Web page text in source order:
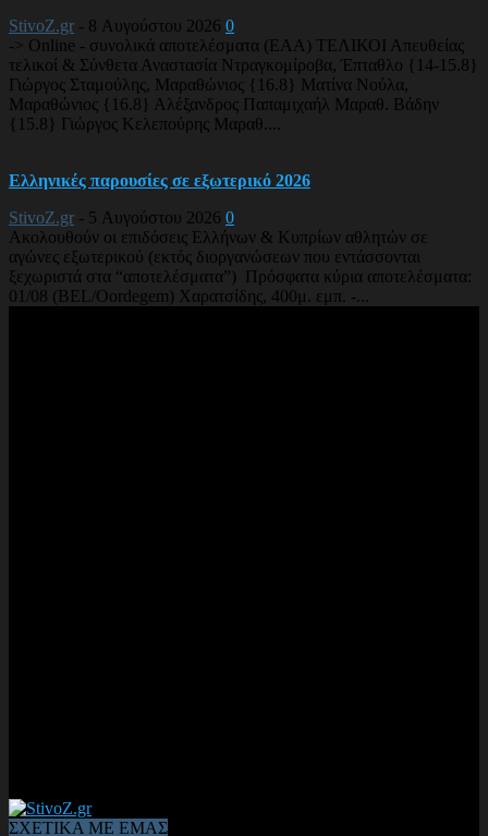
StivoZ.gr - 8 Αυγούστου 2026 0
-> Online - συνολικά αποτελέσματα (EAA) ΤΕΛΙΚΟΙ Απευθείας
τελικοί & Σύνθετα Αναστασία Ντραγκομίροβα, Έπταθλο {14-15.8}
Γιώργος Σταμούλης, Μαραθώνιος {16.8} Ματίνα Νούλα,
Μαραθώνιος {16.8} Αλέξανδρος Παπαμιχαήλ Μαραθ. Βάδην
{15.8} Γιώργος Κελεπούρης Μαραθ....
Ελληνικές παρουσίες σε εξωτερικό 2026
StivoZ.gr - 5 Αυγούστου 2026 0
Ακολουθούν οι επιδόσεις Ελλήνων & Κυπρίων αθλητών σε
αγώνες εξωτερικού (εκτός διοργανώσεων που εντάσσονται
ξεχωριστά στα “αποτελέσματα”) Πρόσφατα κύρια αποτελέσματα:
01/08 (BEL/Oordegem) Χαρατσίδης, 400μ. εμπ. -...
ΣΧΕΤΙΚΑ ΜΕ ΕΜΑΣ